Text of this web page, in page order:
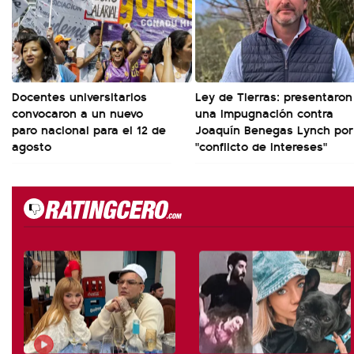
Docentes universitarios
convocaron a un nuevo
paro nacional para el 12 de
agosto
Ley de Tierras: presentaron
una impugnación contra
Joaquín Benegas Lynch por
"conflicto de intereses"